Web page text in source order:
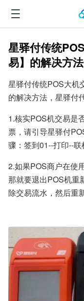
星驿付传统
易】的解决方法
星驿付传统POS大机
的解决方法，星驿付
1.核实POS机交易是
票，请引导星驿付
骤：签到01--打印--联
2.如果POS商户在使
那就要退出POS机重
除交易流水，然后重